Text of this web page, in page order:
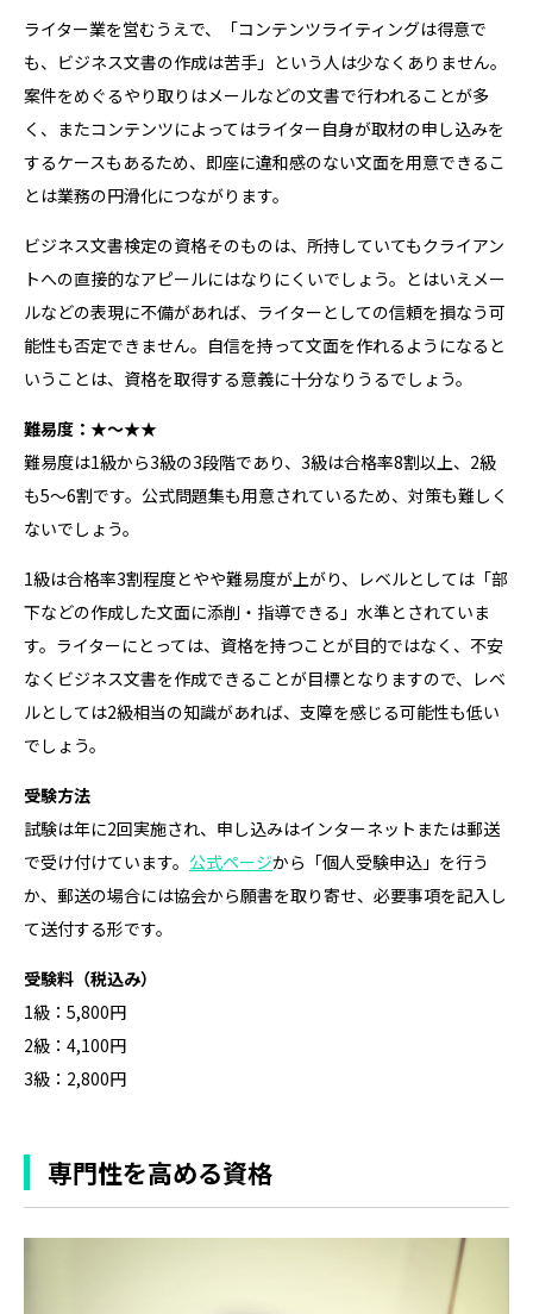
ライター業を営むうえで、「コンテンツライティングは得意で
も、ビジネス文書の作成は苦手」という人は少なくありません。
案件をめぐるやり取りはメールなどの文書で行われることが多
く、またコンテンツによってはライター自身が取材の申し込みを
するケースもあるため、即座に違和感のない文面を用意できるこ
とは業務の円滑化につながります。
ビジネス文書検定の資格そのものは、所持していてもクライアン
トへの直接的なアピールにはなりにくいでしょう。とはいえメー
ルなどの表現に不備があれば、ライターとしての信頼を損なう可
能性も否定できません。自信を持って文面を作れるようになると
いうことは、資格を取得する意義に十分なりうるでしょう。
難易度：★～★★
難易度は1級から3級の3段階であり、3級は合格率8割以上、2級
も5～6割です。公式問題集も用意されているため、対策も難しく
ないでしょう。
1級は合格率3割程度とやや難易度が上がり、レベルとしては「部
下などの作成した文面に添削・指導できる」水準とされていま
す。ライターにとっては、資格を持つことが目的ではなく、不安
なくビジネス文書を作成できることが目標となりますので、レベ
ルとしては2級相当の知識があれば、支障を感じる可能性も低い
でしょう。
受験方法
試験は年に2回実施され、申し込みはインターネットまたは郵送
で受け付けています。 公式ページから「個人受験申込」を行う
か、郵送の場合には協会から願書を取り寄せ、必要事項を記入し
て送付する形です。
受験料（税込み）
1級：5,800円
2級：4,100円
3級：2,800円
専門性を高める資格